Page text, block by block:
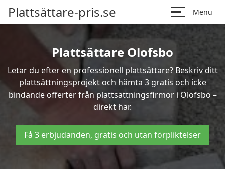
Plattsättare-pris.se Menu
Plattsättare Olofsbo
Letar du efter en professionell plattsättare? Beskriv ditt
plattsättningsprojekt och hämta 3 gratis och icke
bindande offerter från plattsättningsfirmor i Olofsbo –
direkt här.
Få 3 erbjudanden, gratis och utan förpliktelser